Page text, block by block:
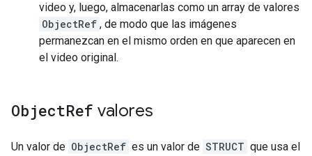
video y, luego, almacenarlas como un array de valores
ObjectRef , de modo que las imágenes
permanezcan en el mismo orden en que aparecen en
el video original.
ObjectRef valores
Un valor de ObjectRef es un valor de STRUCT que usa el